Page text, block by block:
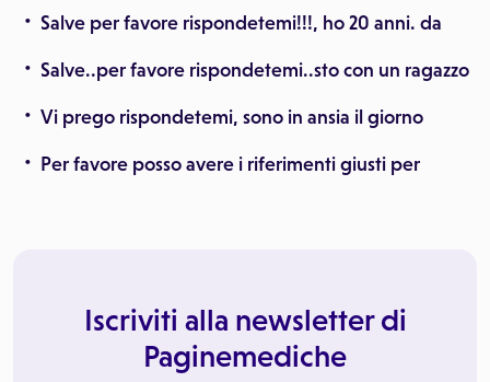
Salve per favore rispondetemi!!!, ho 20 anni. da
Salve..per favore rispondetemi..sto con un ragazzo
Vi prego rispondetemi, sono in ansia il giorno
Per favore posso avere i riferimenti giusti per
Iscriviti alla newsletter di
Paginemediche